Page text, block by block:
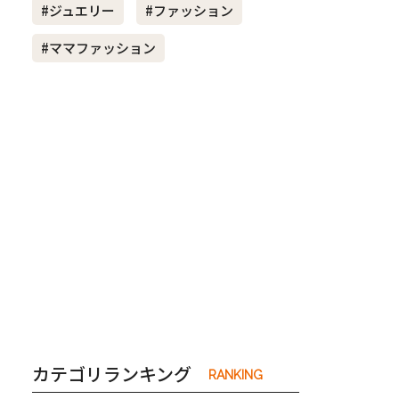
夫婦 #産休
#ジュエリー
#ファッション
#ママファッション
カテゴリランキング RANKING